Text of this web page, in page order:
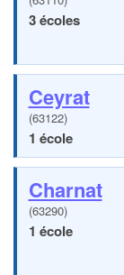
3 écoles
Ceyrat
(63122)
1 école
Charnat
(63290)
1 école